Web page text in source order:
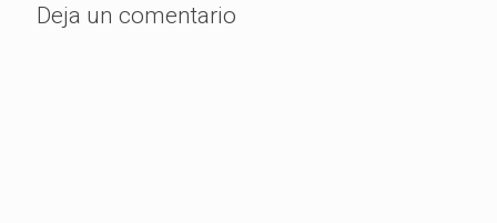
Deja un comentario